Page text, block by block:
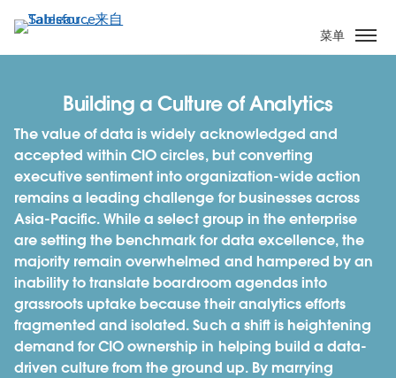
转
到
菜单
Building a Culture of Analytics
The value of data is widely acknowledged and
accepted within CIO circles, but converting
executive sentiment into organization-wide action
remains a leading challenge for businesses across
Asia-Pacific. While a select group in the enterprise
are setting the benchmark for data excellence, the
majority remain overwhelmed and hampered by an
inability to translate boardroom agendas into
grassroots uptake because their analytics efforts
fragmented and isolated. Such a shift is heightening
demand for CIO ownership in helping build a data-
driven culture from the ground up. By marrying